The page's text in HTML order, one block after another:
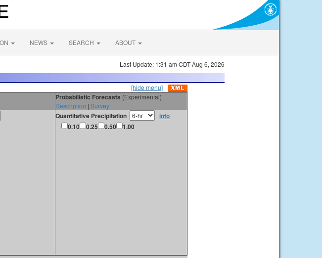
NEWS SEARCH ABOUT
Last Update: 1:31 am CDT Aug 6, 2026
[hide menu]
Probabilistic Forecasts (Experimental)
Description | Survey
Quantitative Precipitation
info
0.10
0.25 0.50 1.00